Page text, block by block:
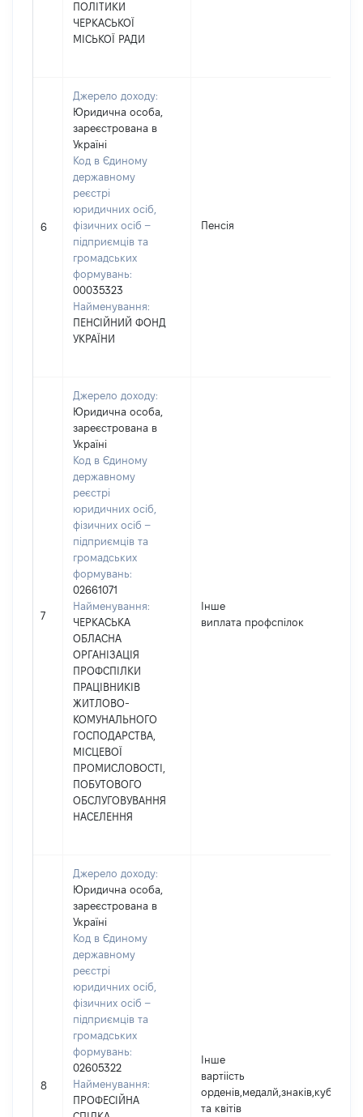
ПОЛІТИКИ
ЧЕРКАСЬКОЇ
МІСЬКОЇ РАДИ
6
Джерело доходу:
Юридична особа,
зареєстрована в
Україні
Код в Єдиному
державному
реєстрі
юридичних осіб,
фізичних осіб –
підприємців та
громадських
формувань:
00035323
Найменування:
ПЕНСІЙНИЙ ФОНД
УКРАЇНИ
Пенсія
7
Джерело доходу:
Юридична особа,
зареєстрована в
Україні
Код в Єдиному
державному
реєстрі
юридичних осіб,
фізичних осіб –
підприємців та
громадських
формувань:
02661071
Найменування:
ЧЕРКАСЬКА
ОБЛАСНА
ОРГАНІЗАЦІЯ
ПРОФСПІЛКИ
ПРАЦІВНИКІВ
ЖИТЛОВО-
КОМУНАЛЬНОГО
ГОСПОДАРСТВА,
МІСЦЕВОЇ
ПРОМИСЛОВОСТІ,
ПОБУТОВОГО
ОБСЛУГОВУВАННЯ
НАСЕЛЕННЯ
Інше
виплата профспілок
8
Джерело доходу:
Юридична особа,
зареєстрована в
Україні
Код в Єдиному
державному
реєстрі
юридичних осіб,
фізичних осіб –
підприємців та
громадських
формувань:
02605322
Найменування:
ПРОФЕСІЙНА
Інше
вартіість
та квітів